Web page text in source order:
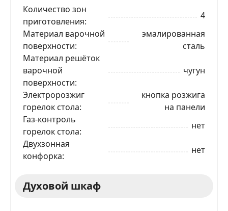
Количество зон
приготовления
4
Материал варочной
поверхности
эмалированная
сталь
Материал решёток
варочной
поверхности
чугун
Электророзжиг
горелок стола
кнопка розжига
на панели
Газ-контроль
горелок стола
нет
Двухзонная
конфорка
нет
Духовой шкаф